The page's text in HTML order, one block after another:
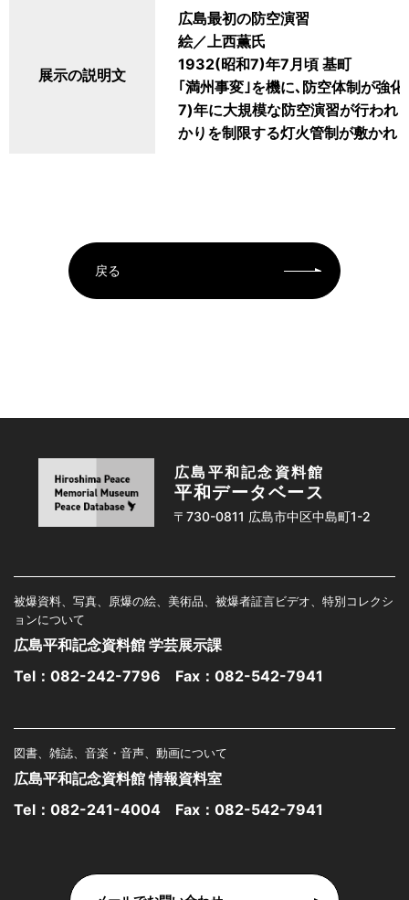
展示の説明文
広島最初の防空演習
絵／上西薫氏
1932(昭和7)年7月頃 基町
｢満州事変｣を機に､防空体制が強
7)年に大規模な防空演習が行われ
かりを制限する灯火管制が敷かれ
戻る
広島平和記念資料館
平和データベース
〒730-0811 広島市中区中島町1-2
被爆資料、写真、原爆の絵、美術品、被爆者証言ビデオ、特別コレクシ
ョンについて
広島平和記念資料館 学芸展示課
Tel： 082-242-7796 Fax：082-542-7941
図書、雑誌、音楽・音声、動画について
広島平和記念資料館 情報資料室
Tel： 082-241-4004 Fax：082-542-7941